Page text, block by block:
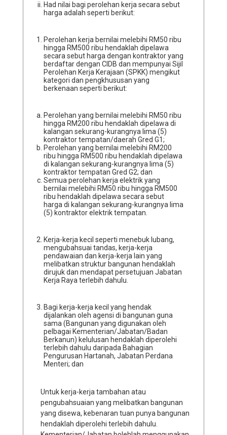
Had nilai bagi perolehan kerja secara sebut
harga adalah seperti berikut:
Perolehan kerja bernilai melebihi RM50 ribu
hingga RM500 ribu hendaklah dipelawa
secara sebut harga dengan kontraktor yang
berdaftar dengan CIDB dan mempunyai Sijil
Perolehan Kerja Kerajaan (SPKK) mengikut
kategori dan pengkhususan yang
berkenaan seperti berikut:
Perolehan yang bernilai melebihi RM50 ribu
hingga RM200 ribu hendaklah dipelawa di
kalangan sekurang-kurangnya lima (5)
kontraktor tempatan/daerah Gred G1;
Perolehan yang bernilai melebihi RM200
ribu hingga RM500 ribu hendaklah dipelawa
di kalangan sekurang-kurangnya lima (5)
kontraktor tempatan Gred G2; dan
Semua perolehan kerja elektrik yang
bernilai melebihi RM50 ribu hingga RM500
ribu hendaklah dipelawa secara sebut
harga di kalangan sekurang-kurangnya lima
(5) kontraktor elektrik tempatan.
Kerja-kerja kecil seperti menebuk lubang,
mengubahsuai tandas, kerja-kerja
pendawaian dan kerja-kerja lain yang
melibatkan struktur bangunan hendaklah
dirujuk dan mendapat persetujuan Jabatan
Kerja Raya terlebih dahulu.
Bagi kerja-kerja kecil yang hendak
dijalankan oleh agensi di bangunan guna
sama (Bangunan yang digunakan oleh
pelbagai Kementerian/Jabatan/Badan
Berkanun) kelulusan hendaklah diperolehi
terlebih dahulu daripada Bahagian
Pengurusan Hartanah, Jabatan Perdana
Menteri; dan
Untuk kerja-kerja tambahan atau
pengubahsuaian yang melibatkan bangunan
yang disewa, kebenaran tuan punya bangunan
hendaklah diperolehi terlebih dahulu.